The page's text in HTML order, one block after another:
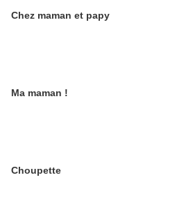
Chez maman et papy
Ma maman !
Choupette